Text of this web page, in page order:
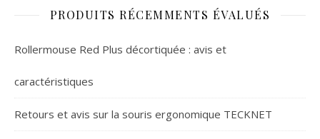
PRODUITS RÉCEMMENTS ÉVALUÉS
Rollermouse Red Plus décortiquée : avis et
caractéristiques
Retours et avis sur la souris ergonomique TECKNET